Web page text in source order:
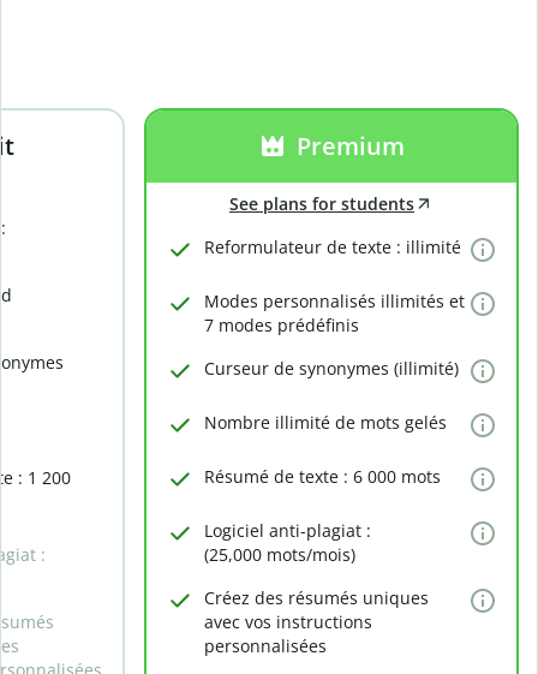
: 1 200
:
Premium
See plans for students
Reformulateur de texte : illimité
Modes personnalisés illimités et
7 modes prédéfinis
Curseur de synonymes (illimité)
Nombre illimité de mots gelés
Résumé de texte : 6 000 mots
Logiciel anti-plagiat :
(25,000 mots/mois)
Créez des résumés uniques
avec vos instructions
personnalisées